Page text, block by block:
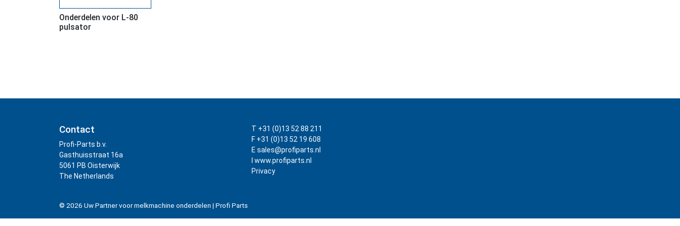
Onderdelen voor L-80
pulsator
Contact
Profi-Parts b.v.
Gasthuisstraat 16a
5061 PB Oisterwijk
The Netherlands
T +31 (0)13 52 88 211
F +31 (0)13 52 19 608
E sales@profiparts.nl
I www.profiparts.nl
Privacy
© 2026 Uw Partner voor melkmachine onderdelen | Profi Parts